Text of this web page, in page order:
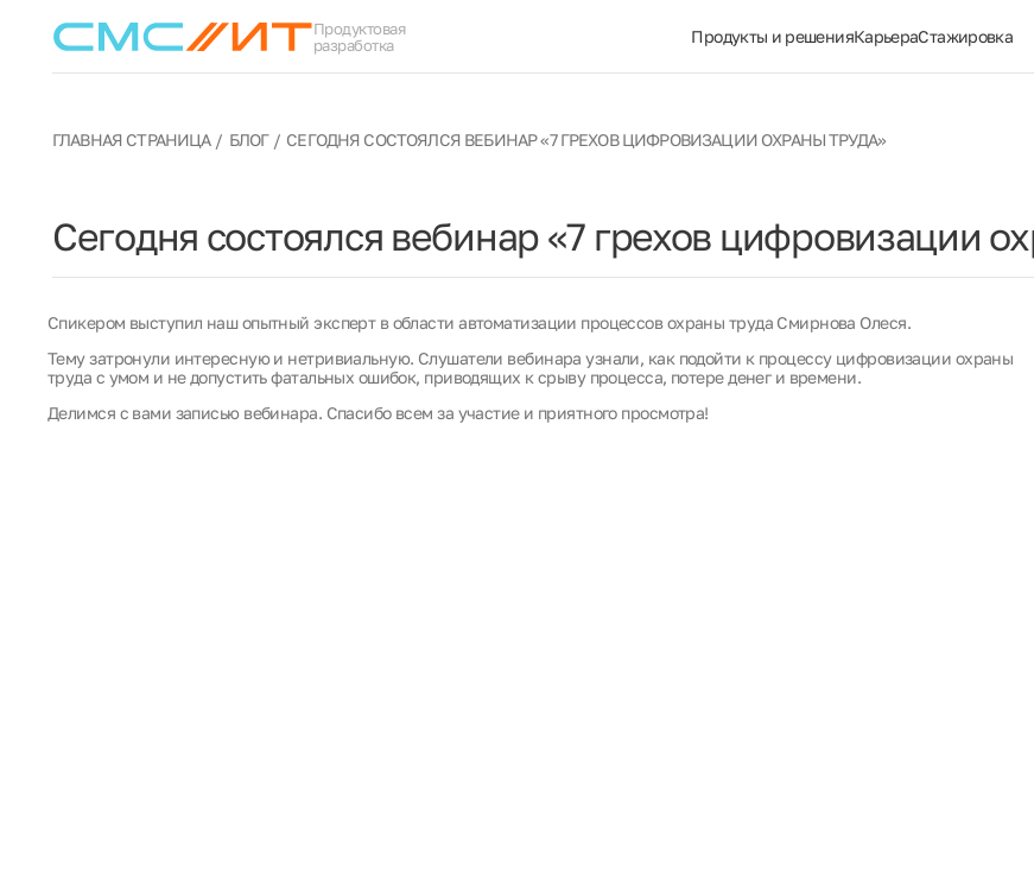
Продуктовая
разработка
Продукты и решенияКарьераСтажировка
ГЛАВНАЯ СТРАНИЦА БЛОГ СЕГОДНЯ СОСТОЯЛСЯ ВЕБИНАР «7 ГРЕХОВ ЦИФРОВИЗАЦИИ ОХРАНЫ ТРУДА»
Сегодня состоялся вебинар «7 грехов цифровизации
Спикером выступил наш опытный эксперт в области автоматизации процессов охраны труда Смирнова Олеся.
Тему затронули интересную и нетривиальную. Слушатели вебинара узнали, как подойти к процессу цифровизации охраны
труда с умом и не допустить фатальных ошибок, приводящих к срыву процесса, потере денег и времени.
Делимся с вами записью вебинара. Спасибо всем за участие и приятного просмотра!